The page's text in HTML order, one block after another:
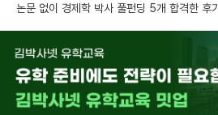
논문 없이 경제학 박사 풀펀딩 5개 합격한 후기